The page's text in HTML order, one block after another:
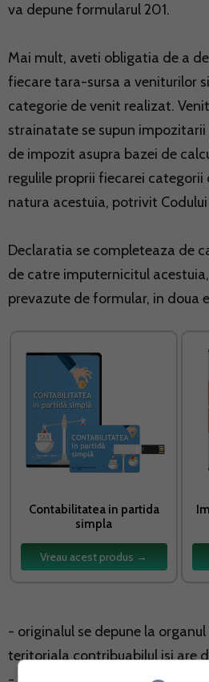
va depune formularul 201.
Mai mult, aveti obligatia de a
fiecare tara-sursa a veniturilor
categorie de venit realizat.
strainatate se supun
de impozit asupra bazei de
regulile proprii fiecarei
natura acestuia, potrivit
Declaratia se completeaza de
de catre imputernicitul
prevazute de formular, in doua
Contabilitatea in partida
simpla
Vreau acest produs →
- originalul se depune la
teritoriala contribuabilul isi are